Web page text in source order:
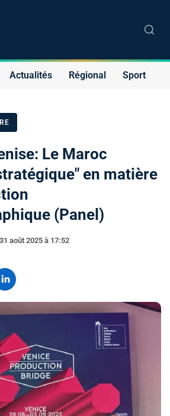
Actualités Régional Sport
Le Maroc
en matière
(Panel)
août 2025 à 17:52